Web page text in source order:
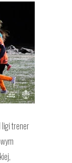
ligi trener